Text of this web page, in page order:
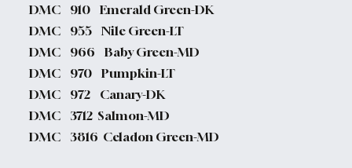
DMC 910 Emerald Green-DK
DMC 955 Nile Green-LT
DMC 966 Baby Green-MD
DMC 970 Pumpkin-LT
DMC 972 Canary-DK
DMC 3712 Salmon-MD
DMC 3816 Celadon Green-MD